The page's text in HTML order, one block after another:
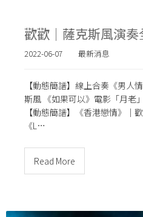
歡歡｜薩克斯風演奏
2022-06-07 最新消息
【動態簡譜】線上合奏《男人
斯風 《如果可以》電影「月老
【動態簡譜】《香港戀情》｜
《L…
Read More